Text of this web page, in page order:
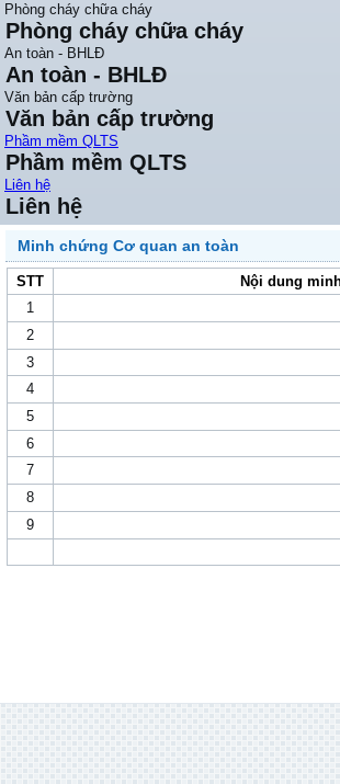
Phòng cháy chữa cháy
Phòng cháy chữa cháy
An toàn - BHLĐ
An toàn - BHLĐ
Văn bản cấp trường
Văn bản cấp trường
Phầm mềm QLTS
Phầm mềm QLTS
Liên hệ
Liên hệ
Minh chứng Cơ quan an toàn
STT
Nội dung
1
2
3
4
5
6
7
8
9